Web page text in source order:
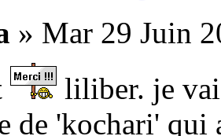
» Mar 29 Juin
liliber. je
de 'kochari' qui